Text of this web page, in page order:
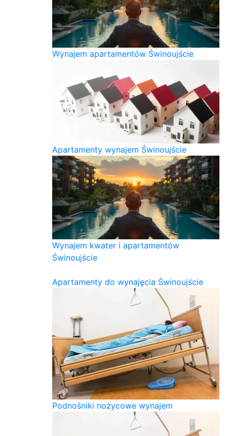
Wynajem apartamentów Świnoujście
Apartamenty wynajem Świnoujście
Wynajem kwater i apartamentów
Świnoujście
Apartamenty do wynajęcia Świnoujście
Podnośniki nożycowe wynajem